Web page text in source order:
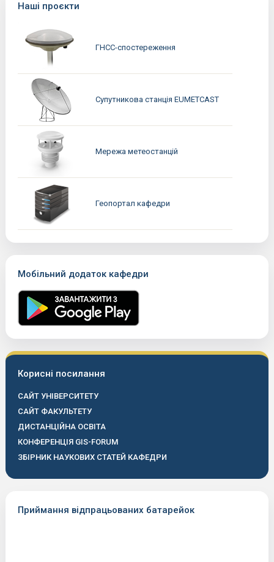
Наші проєкти
ГНСС-спостереження
Супутникова станція EUMETCAST
Мережа метеостанцій
Геопортал кафедри
Мобільний додаток кафедри
Корисні посилання
САЙТ УНІВЕРСИТЕТУ
САЙТ ФАКУЛЬТЕТУ
ДИСТАНЦІЙНА ОСВІТА
КОНФЕРЕНЦІЯ GIS-FORUM
ЗБІРНИК НАУКОВИХ СТАТЕЙ КАФЕДРИ
Приймання відпрацьованих батарейок